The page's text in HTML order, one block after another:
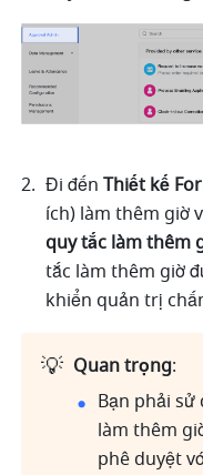
Đi đến Thiết kế
ích) làm thêm giờ
quy tắc làm thêm
tắc làm thêm giờ
khiển quản trị
💡 Quan trọng:
Bạn phải
làm thêm
phê duyệt